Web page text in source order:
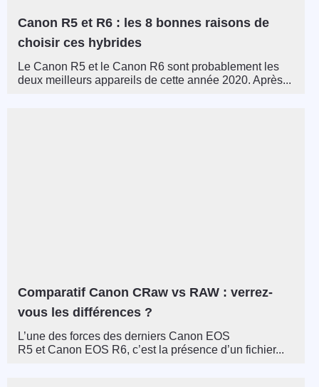
Canon R5 et R6 : les 8 bonnes raisons de
choisir ces hybrides
Le Canon R5 et le Canon R6 sont probablement les
deux meilleurs appareils de cette année 2020. Après...
Comparatif Canon CRaw vs RAW : verrez-
vous les différences ?
L’une des forces des derniers Canon EOS
R5 et Canon EOS R6, c’est la présence d’un fichier...